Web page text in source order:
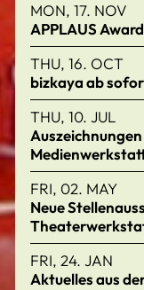
MON, 17. NOV
APPLAUS
THU, 16. OCT
bizkaya ab
THU, 10. JUL
FRI, 02. MAY
Neue
FRI, 24. JAN
Aktuelles aus